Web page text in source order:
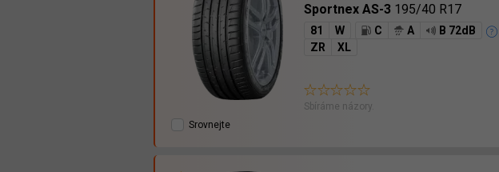
Sportnex AS-3 195/40 R17
81 W C A
B 72dB
ZR
XL
Sbíráme názory.
Srovnejte